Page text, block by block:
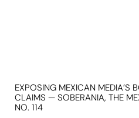
EXPOSING MEXICAN MEDIA’S
CLAIMS — SOBERANIA, THE
NO. 114